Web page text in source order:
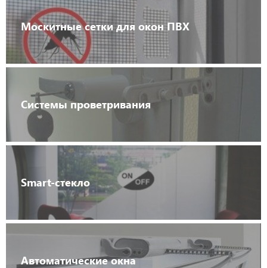
Москитные сетки для окон ПВХ
Системы проветривания
Smart-стекло
Автоматические окна